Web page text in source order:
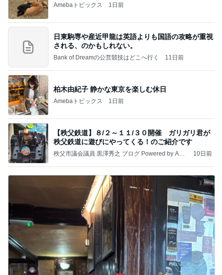
Amebaトピックス 1日前
日東駒専や産近甲龍は英語よりも国語の攻略が重視
される、のかもしれない。
Bank of Dreamの公営競技はどこへ行く 11日前
柏木由紀子 静かな東京を楽しむ休日
Amebaトピックス 1日前
【秩父鉄道】８/２～１１/３０開催 ガリガリ君が
秩父鉄道に遊びにやってくる！のご紹介です
秩父市議会議員 黒澤秀之 ブログ Powered by Ame
10日前